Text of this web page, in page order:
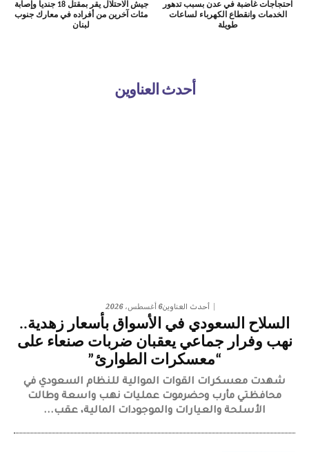
جيش الاحتلال يقر بمقتل 18 جنديا وإصابة
مئات آخرين من أفراده في معارك جنوب
لبنان
احتجاجات غاضبة في عدن بسبب تدهور
الخدمات وانقطاع الكهرباء لساعات
طويلة
أحدث العناوين
أحدث العناوين6 أغسطس، 2026
السلاح السعودي في الأسواق بأسعار زهدية..
نهب وفرار جماعي يعقبان ضربات صنعاء على
“معسكرات الطوارئ”
شهدت معسكرات القوات الموالية للنظام السعودي في
محافظتي مأرب وحضرموت عمليات نهب واسعة وطالت
الأسلحة والعيارات والموجودات المالية، عقب...